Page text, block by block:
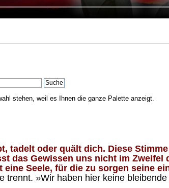
stehen, weil es Ihnen die ganze Palette anzeigt.
tadelt oder quält dich. Diese
das Gewissen uns nicht im
Seele, für die zu sorgen seine
trennt. »Wir haben hier keine